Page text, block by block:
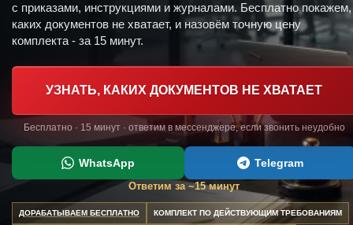
с приказами, инструкциями и журналами. Бесплатно покажем,
каких документов не хватает, и назовём точную цену
комплекта - за 15 минут.
УЗНАТЬ, КАКИХ ДОКУМЕНТОВ НЕ ХВАТАЕТ
Бесплатно · 15 минут · ответим в мессенджере, если звонить неудобно
WhatsApp Telegram
Ответим за ~15 минут
ДОРАБАТЫВАЕМ БЕСПЛАТНО КОМПЛЕКТ ПО ДЕЙСТВУЮЩИМ ТРЕБОВАНИЯМ